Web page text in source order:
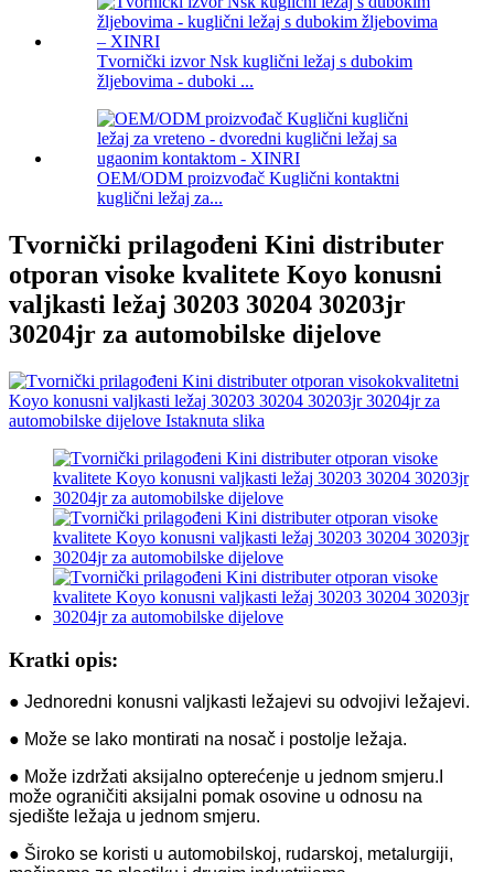
Tvornički izvor Nsk kuglični ležaj s dubokim
žljebovima - duboki ...
OEM/ODM proizvođač Kuglični kontaktni
kuglični ležaj za...
Tvornički prilagođeni Kini distributer
otporan visoke kvalitete Koyo konusni
valjkasti ležaj 30203 30204 30203jr
30204jr za automobilske dijelove
Kratki opis:
● Jednoredni konusni valjkasti ležajevi su odvojivi ležajevi.
● Može se lako montirati na nosač i postolje ležaja.
● Može izdržati aksijalno opterećenje u jednom smjeru.I
može ograničiti aksijalni pomak osovine u odnosu na
sjedište ležaja u jednom smjeru.
● Široko se koristi u automobilskoj, rudarskoj, metalurgiji,